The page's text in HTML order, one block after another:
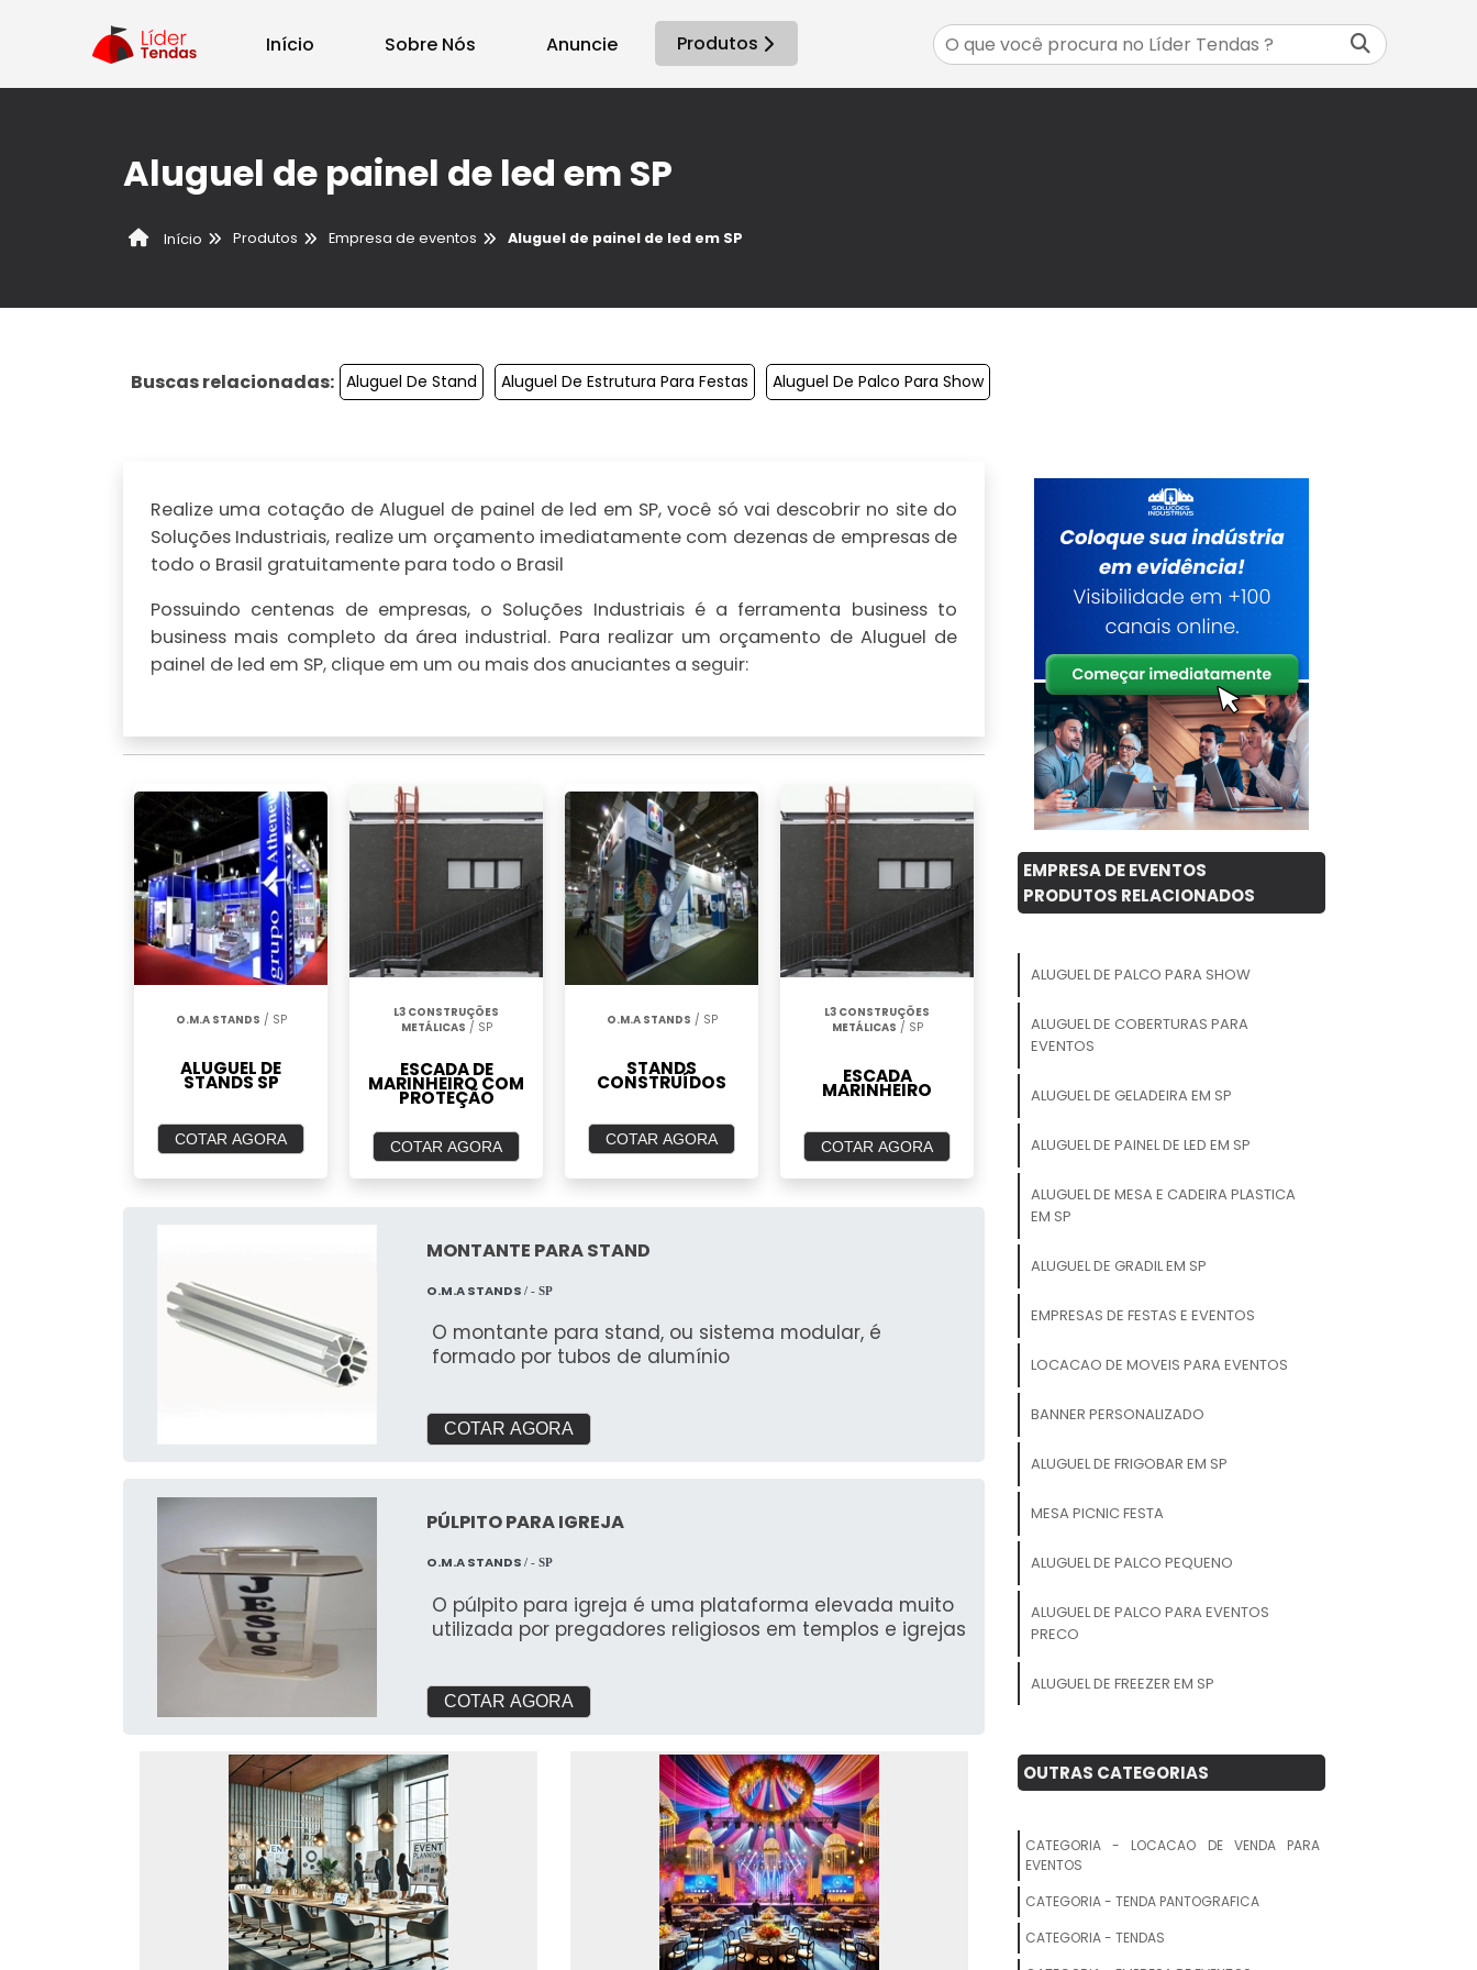
Início Sobre Nós Anuncie Produtos
Aluguel de painel de led em SP
Início Produtos Empresa de eventos Aluguel de painel de led em SP
Buscas relacionadas: Aluguel De Stand Aluguel De Estrutura Para Festas Aluguel De Palco Para Show
Realize uma cotação de Aluguel de painel de led em SP, você só vai descobrir no site do
Soluções Industriais, realize um orçamento imediatamente com dezenas de empresas de
todo o Brasil gratuitamente para todo o Brasil
Possuindo centenas de empresas, o Soluções Industriais é a ferramenta business to
business mais completo da área industrial. Para realizar um orçamento de Aluguel de
painel de led em SP, clique em um ou mais dos anuciantes a seguir:
O.M.A STANDS / SP
ALUGUEL DE
STANDS SP
COTAR AGORA
L3 CONSTRUÇÕES
METÁLICAS / SP
ESCADA DE
MARINHEIRO COM
PROTEÇÃO
COTAR AGORA
O.M.A STANDS / SP
STANDS
CONSTRUÍDOS
COTAR AGORA
L3 CONSTRUÇÕES
METÁLICAS / SP
ESCADA
MARINHEIRO
COTAR AGORA
MONTANTE PARA STAND
O.M.A STANDS/ - SP
O montante para stand, ou sistema modular, é
formado por tubos de alumínio
COTAR AGORA
PÚLPITO PARA IGREJA
O.M.A STANDS/ - SP
O púlpito para igreja é uma plataforma elevada muito
utilizada por pregadores religiosos em templos e igrejas
COTAR AGORA
EMPRESA DE EVENTOS
PRODUTOS RELACIONADOS
ALUGUEL DE PALCO PARA SHOW
ALUGUEL DE COBERTURAS PARA
EVENTOS
ALUGUEL DE GELADEIRA EM SP
ALUGUEL DE PAINEL DE LED EM SP
ALUGUEL DE MESA E CADEIRA PLASTICA
EM SP
ALUGUEL DE GRADIL EM SP
EMPRESAS DE FESTAS E EVENTOS
LOCACAO DE MOVEIS PARA EVENTOS
BANNER PERSONALIZADO
ALUGUEL DE FRIGOBAR EM SP
MESA PICNIC FESTA
ALUGUEL DE PALCO PEQUENO
ALUGUEL DE PALCO PARA EVENTOS
PRECO
ALUGUEL DE FREEZER EM SP
ALUGUEL DE PALCO PRECO
ALUGUEL DE ESTRUTURA PARA EVENTOS
OUTRAS CATEGORIAS
CATEGORIA - LOCACAO DE VENDA PARA
EVENTOS
CATEGORIA - TENDA PANTOGRAFICA
CATEGORIA - TENDAS